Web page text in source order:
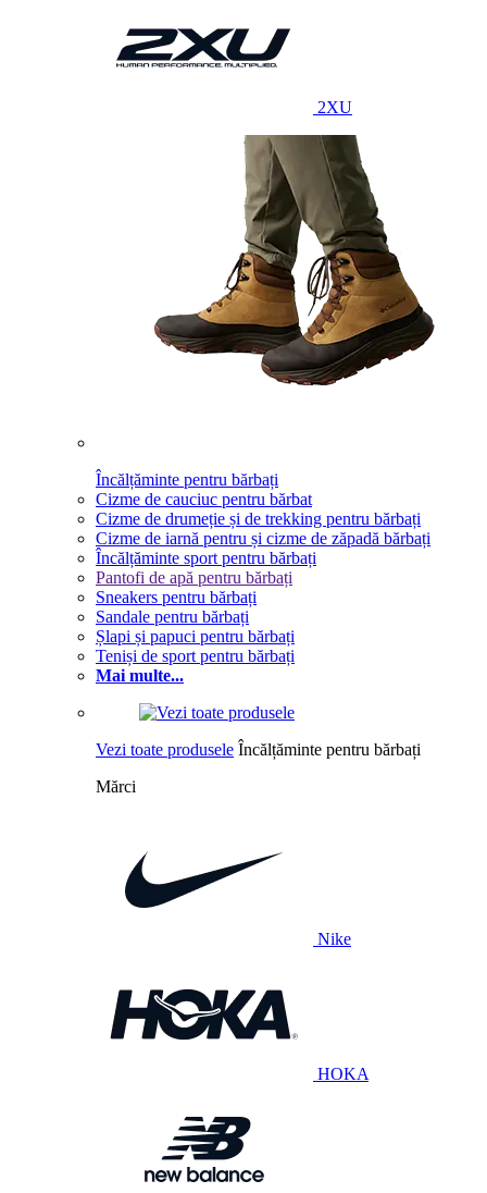
2XU
Încălțăminte pentru bărbați
Cizme de cauciuc pentru bărbat
Cizme de drumeție și de trekking pentru bărbați
Cizme de iarnă pentru și cizme de zăpadă bărbați
Încălțăminte sport pentru bărbați
Pantofi de apă pentru bărbați
Sneakers pentru bărbați
Sandale pentru bărbați
Șlapi și papuci pentru bărbați
Teniși de sport pentru bărbați
Mai multe...
Vezi toate produsele Încălțăminte pentru bărbați
Mărci
Nike
HOKA